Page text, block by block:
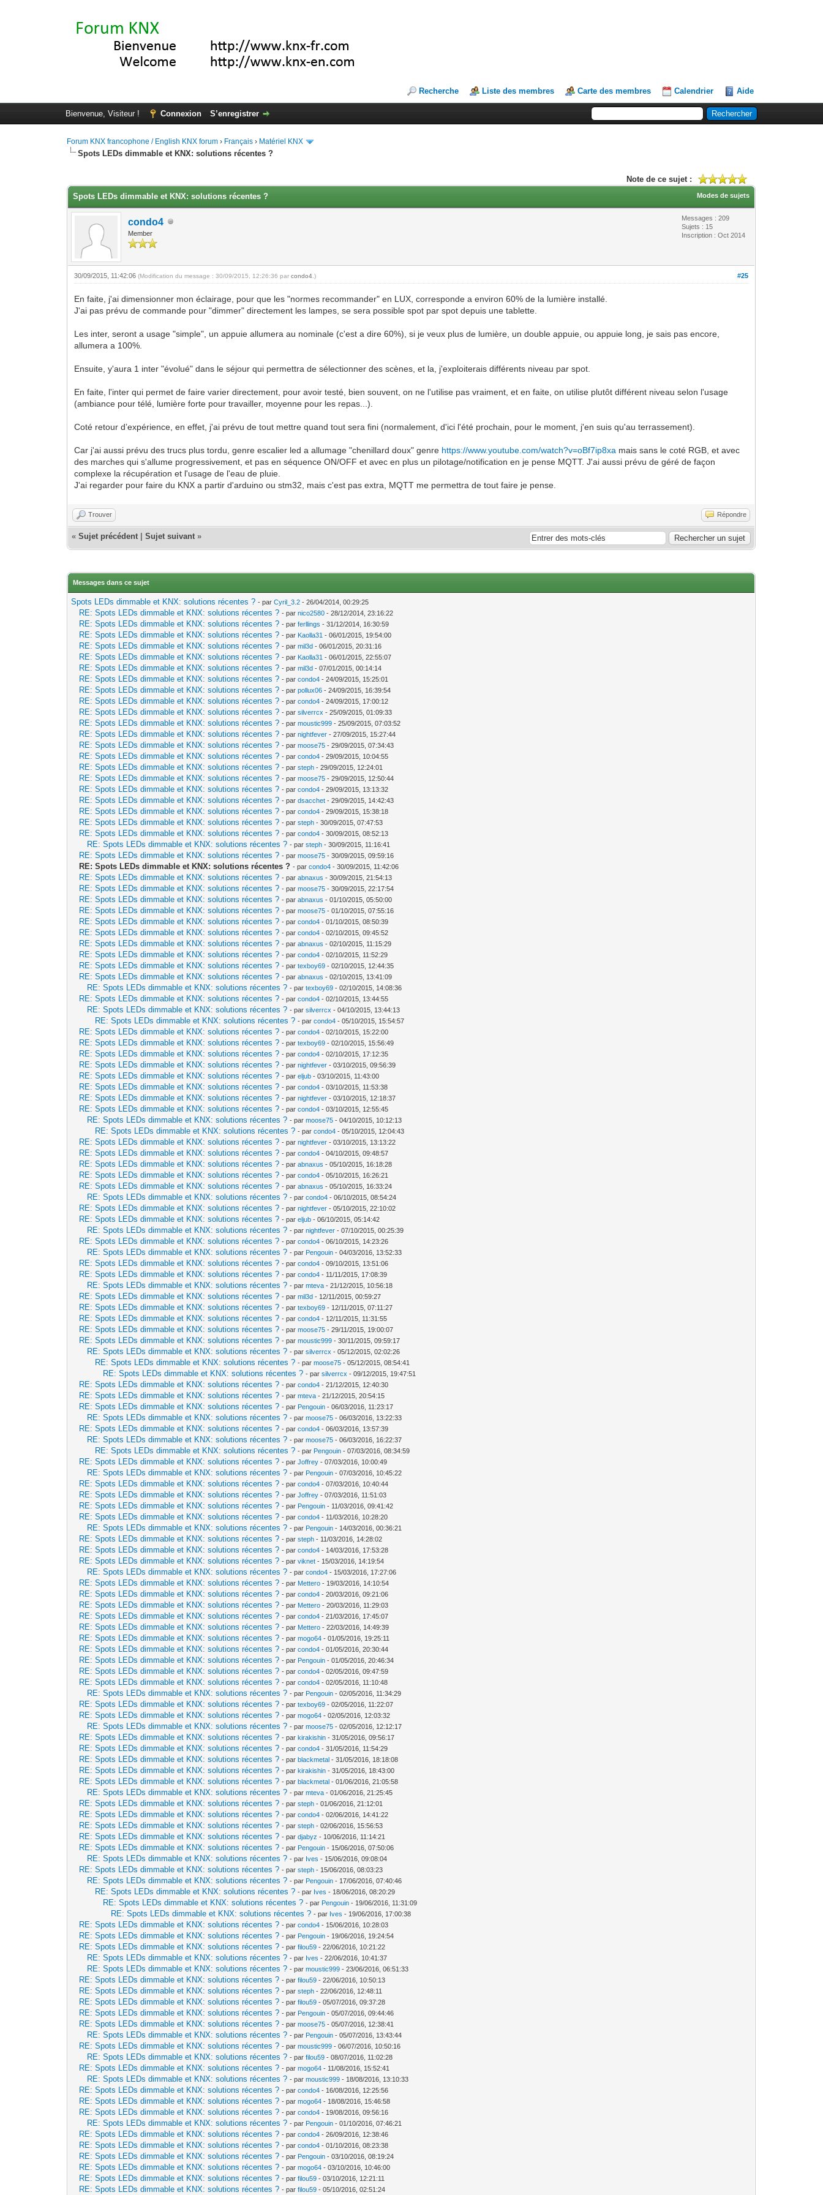
Recherche Liste des membres Carte des membres Calendrier Aide
Bienvenue, Visiteur ! Connexion S’enregistrer
Forum KNX francophone / English KNX forum › Français › Matériel KNX
Spots LEDs dimmable et KNX: solutions récentes ?
Note de ce sujet :
Modes de sujets
Spots LEDs dimmable et KNX: solutions récentes ?
condo4
Member
Messages : 209
Sujets : 15
Inscription : Oct 2014
#25
30/09/2015, 11:42:06(Modification du message : 30/09/2015, 12:26:36 parcondo4 .)
En faite, j'ai dimensionner mon éclairage, pour que les "normes recommander" en LUX, corresponde a environ 60% de la lumière installé.
J'ai pas prévu de commande pour "dimmer" directement les lampes, se sera possible spot par spot depuis une tablette.
Les inter, seront a usage "simple", un appuie allumera au nominale (c'est a dire 60%), si je veux plus de lumière, un double appuie, ou appuie long, je sais pas encore,
allumera a 100%.
Ensuite, y'aura 1 inter "évolué" dans le séjour qui permettra de sélectionner des scènes, et la, j'exploiterais différents niveau par spot.
En faite, l'inter qui permet de faire varier directement, pour avoir testé, bien souvent, on ne l'utilise pas vraiment, et en faite, on utilise plutôt différent niveau selon l'usage
(ambiance pour télé, lumière forte pour travailler, moyenne pour les repas...).
Coté retour d’expérience, en effet, j'ai prévu de tout mettre quand tout sera fini (normalement, d'ici l'été prochain, pour le moment, j'en suis qu'au terrassement).
Car j'ai aussi prévu des trucs plus tordu, genre escalier led a allumage "chenillard doux" genre https://www.youtube.com/watch?v=oBf7ip8xa mais sans le coté RGB, et avec
des marches qui s'allume progressivement, et pas en séquence ON/OFF et avec en plus un pilotage/notification en je pense MQTT. J'ai aussi prévu de géré de façon
complexe la récupération et l'usage de l'eau de pluie.
J'ai regarder pour faire du KNX a partir d'arduino ou stm32, mais c'est pas extra, MQTT me permettra de tout faire je pense.
Trouver Répondre
«Sujet précédent |Sujet suivant »
Messages dans ce sujet
Spots LEDs dimmable et KNX: solutions récentes ? - parCyril_3.2 - 26/04/2014, 00:29:25
RE: Spots LEDs dimmable et KNX: solutions récentes ? - parnico2580 - 28/12/2014, 23:16:22
RE: Spots LEDs dimmable et KNX: solutions récentes ? - parferllings - 31/12/2014, 16:30:59
RE: Spots LEDs dimmable et KNX: solutions récentes ? - par Kaolla31 - 06/01/2015, 19:54:00
RE: Spots LEDs dimmable et KNX: solutions récentes ? - parmil3d - 06/01/2015, 20:31:16
RE: Spots LEDs dimmable et KNX: solutions récentes ? - par Kaolla31 - 06/01/2015, 22:55:07
RE: Spots LEDs dimmable et KNX: solutions récentes ? - parmil3d - 07/01/2015, 00:14:14
RE: Spots LEDs dimmable et KNX: solutions récentes ? - parcondo4 - 24/09/2015, 15:25:01
RE: Spots LEDs dimmable et KNX: solutions récentes ? - parpollux06 - 24/09/2015, 16:39:54
RE: Spots LEDs dimmable et KNX: solutions récentes ? - parcondo4 - 24/09/2015, 17:00:12
RE: Spots LEDs dimmable et KNX: solutions récentes ? - parsilverrcx - 25/09/2015, 01:09:33
RE: Spots LEDs dimmable et KNX: solutions récentes ? - parmoustic999 - 25/09/2015, 07:03:52
RE: Spots LEDs dimmable et KNX: solutions récentes ? - parnightfever - 27/09/2015, 15:27:44
RE: Spots LEDs dimmable et KNX: solutions récentes ? - parmoose75 - 29/09/2015, 07:34:43
RE: Spots LEDs dimmable et KNX: solutions récentes ? - parcondo4 - 29/09/2015, 10:04:55
RE: Spots LEDs dimmable et KNX: solutions récentes ? - parsteph - 29/09/2015, 12:24:01
RE: Spots LEDs dimmable et KNX: solutions récentes ? - parmoose75 - 29/09/2015, 12:50:44
RE: Spots LEDs dimmable et KNX: solutions récentes ? - parcondo4 - 29/09/2015, 13:13:32
RE: Spots LEDs dimmable et KNX: solutions récentes ? - pardsacchet - 29/09/2015, 14:42:43
RE: Spots LEDs dimmable et KNX: solutions récentes ? - parcondo4 - 29/09/2015, 15:38:18
RE: Spots LEDs dimmable et KNX: solutions récentes ? - parsteph - 30/09/2015, 07:47:53
RE: Spots LEDs dimmable et KNX: solutions récentes ? - parcondo4 - 30/09/2015, 08:52:13
RE: Spots LEDs dimmable et KNX: solutions récentes ? - parsteph - 30/09/2015, 11:16:41
RE: Spots LEDs dimmable et KNX: solutions récentes ? - parmoose75 - 30/09/2015, 09:59:16
RE: Spots LEDs dimmable et KNX: solutions récentes ? - parcondo4 - 30/09/2015, 11:42:06
RE: Spots LEDs dimmable et KNX: solutions récentes ? - parabnaxus - 30/09/2015, 21:54:13
RE: Spots LEDs dimmable et KNX: solutions récentes ? - parmoose75 - 30/09/2015, 22:17:54
RE: Spots LEDs dimmable et KNX: solutions récentes ? - parabnaxus - 01/10/2015, 05:50:00
RE: Spots LEDs dimmable et KNX: solutions récentes ? - parmoose75 - 01/10/2015, 07:55:16
RE: Spots LEDs dimmable et KNX: solutions récentes ? - parcondo4 - 01/10/2015, 08:50:39
RE: Spots LEDs dimmable et KNX: solutions récentes ? - parcondo4 - 02/10/2015, 09:45:52
RE: Spots LEDs dimmable et KNX: solutions récentes ? - parabnaxus - 02/10/2015, 11:15:29
RE: Spots LEDs dimmable et KNX: solutions récentes ? - parcondo4 - 02/10/2015, 11:52:29
RE: Spots LEDs dimmable et KNX: solutions récentes ? - partexboy69 - 02/10/2015, 12:44:35
RE: Spots LEDs dimmable et KNX: solutions récentes ? - parabnaxus - 02/10/2015, 13:41:09
RE: Spots LEDs dimmable et KNX: solutions récentes ? - partexboy69 - 02/10/2015, 14:08:36
RE: Spots LEDs dimmable et KNX: solutions récentes ? - parcondo4 - 02/10/2015, 13:44:55
RE: Spots LEDs dimmable et KNX: solutions récentes ? - parsilverrcx - 04/10/2015, 13:44:13
RE: Spots LEDs dimmable et KNX: solutions récentes ? - parcondo4 - 05/10/2015, 15:54:57
RE: Spots LEDs dimmable et KNX: solutions récentes ? - parcondo4 - 02/10/2015, 15:22:00
RE: Spots LEDs dimmable et KNX: solutions récentes ? - partexboy69 - 02/10/2015, 15:56:49
RE: Spots LEDs dimmable et KNX: solutions récentes ? - parcondo4 - 02/10/2015, 17:12:35
RE: Spots LEDs dimmable et KNX: solutions récentes ? - parnightfever - 03/10/2015, 09:56:39
RE: Spots LEDs dimmable et KNX: solutions récentes ? - pareljub - 03/10/2015, 11:43:00
RE: Spots LEDs dimmable et KNX: solutions récentes ? - parcondo4 - 03/10/2015, 11:53:38
RE: Spots LEDs dimmable et KNX: solutions récentes ? - parnightfever - 03/10/2015, 12:18:37
RE: Spots LEDs dimmable et KNX: solutions récentes ? - parcondo4 - 03/10/2015, 12:55:45
RE: Spots LEDs dimmable et KNX: solutions récentes ? - parmoose75 - 04/10/2015, 10:12:13
RE: Spots LEDs dimmable et KNX: solutions récentes ? - parcondo4 - 05/10/2015, 12:04:43
RE: Spots LEDs dimmable et KNX: solutions récentes ? - parnightfever - 03/10/2015, 13:13:22
RE: Spots LEDs dimmable et KNX: solutions récentes ? - parcondo4 - 04/10/2015, 09:48:57
RE: Spots LEDs dimmable et KNX: solutions récentes ? - parabnaxus - 05/10/2015, 16:18:28
RE: Spots LEDs dimmable et KNX: solutions récentes ? - parcondo4 - 05/10/2015, 16:26:21
RE: Spots LEDs dimmable et KNX: solutions récentes ? - parabnaxus - 05/10/2015, 16:33:24
RE: Spots LEDs dimmable et KNX: solutions récentes ? - parcondo4 - 06/10/2015, 08:54:24
RE: Spots LEDs dimmable et KNX: solutions récentes ? - parnightfever - 05/10/2015, 22:10:02
RE: Spots LEDs dimmable et KNX: solutions récentes ? - pareljub - 06/10/2015, 05:14:42
RE: Spots LEDs dimmable et KNX: solutions récentes ? - parnightfever - 07/10/2015, 00:25:39
RE: Spots LEDs dimmable et KNX: solutions récentes ? - parcondo4 - 06/10/2015, 14:23:26
RE: Spots LEDs dimmable et KNX: solutions récentes ? - par Pengouin - 04/03/2016, 13:52:33
RE: Spots LEDs dimmable et KNX: solutions récentes ? - parcondo4 - 09/10/2015, 13:51:06
RE: Spots LEDs dimmable et KNX: solutions récentes ? - parcondo4 - 11/11/2015, 17:08:39
RE: Spots LEDs dimmable et KNX: solutions récentes ? - parmteva - 21/12/2015, 10:56:18
RE: Spots LEDs dimmable et KNX: solutions récentes ? - parmil3d - 12/11/2015, 00:59:27
RE: Spots LEDs dimmable et KNX: solutions récentes ? - partexboy69 - 12/11/2015, 07:11:27
RE: Spots LEDs dimmable et KNX: solutions récentes ? - parcondo4 - 12/11/2015, 11:31:55
RE: Spots LEDs dimmable et KNX: solutions récentes ? - parmoose75 - 29/11/2015, 19:00:07
RE: Spots LEDs dimmable et KNX: solutions récentes ? - parmoustic999 - 30/11/2015, 09:59:17
RE: Spots LEDs dimmable et KNX: solutions récentes ? - parsilverrcx - 05/12/2015, 02:02:26
RE: Spots LEDs dimmable et KNX: solutions récentes ? - parmoose75 - 05/12/2015, 08:54:41
RE: Spots LEDs dimmable et KNX: solutions récentes ? - parsilverrcx - 09/12/2015, 19:47:51
RE: Spots LEDs dimmable et KNX: solutions récentes ? - parcondo4 - 21/12/2015, 12:40:30
RE: Spots LEDs dimmable et KNX: solutions récentes ? - parmteva - 21/12/2015, 20:54:15
RE: Spots LEDs dimmable et KNX: solutions récentes ? - par Pengouin - 06/03/2016, 11:23:17
RE: Spots LEDs dimmable et KNX: solutions récentes ? - parmoose75 - 06/03/2016, 13:22:33
RE: Spots LEDs dimmable et KNX: solutions récentes ? - parcondo4 - 06/03/2016, 13:57:39
RE: Spots LEDs dimmable et KNX: solutions récentes ? - parmoose75 - 06/03/2016, 16:22:37
RE: Spots LEDs dimmable et KNX: solutions récentes ? - par Pengouin - 07/03/2016, 08:34:59
RE: Spots LEDs dimmable et KNX: solutions récentes ? - parJoffrey - 07/03/2016, 10:00:49
RE: Spots LEDs dimmable et KNX: solutions récentes ? - par Pengouin - 07/03/2016, 10:45:22
RE: Spots LEDs dimmable et KNX: solutions récentes ? - parcondo4 - 07/03/2016, 10:40:44
RE: Spots LEDs dimmable et KNX: solutions récentes ? - parJoffrey - 07/03/2016, 11:51:03
RE: Spots LEDs dimmable et KNX: solutions récentes ? - par Pengouin - 11/03/2016, 09:41:42
RE: Spots LEDs dimmable et KNX: solutions récentes ? - parcondo4 - 11/03/2016, 10:28:20
RE: Spots LEDs dimmable et KNX: solutions récentes ? - par Pengouin - 14/03/2016, 00:36:21
RE: Spots LEDs dimmable et KNX: solutions récentes ? - parsteph - 11/03/2016, 14:28:02
RE: Spots LEDs dimmable et KNX: solutions récentes ? - parcondo4 - 14/03/2016, 17:53:28
RE: Spots LEDs dimmable et KNX: solutions récentes ? - parviknet - 15/03/2016, 14:19:54
RE: Spots LEDs dimmable et KNX: solutions récentes ? - parcondo4 - 15/03/2016, 17:27:06
RE: Spots LEDs dimmable et KNX: solutions récentes ? - par Mettero - 19/03/2016, 14:10:54
RE: Spots LEDs dimmable et KNX: solutions récentes ? - parcondo4 - 20/03/2016, 09:21:06
RE: Spots LEDs dimmable et KNX: solutions récentes ? - par Mettero - 20/03/2016, 11:29:03
RE: Spots LEDs dimmable et KNX: solutions récentes ? - parcondo4 - 21/03/2016, 17:45:07
RE: Spots LEDs dimmable et KNX: solutions récentes ? - par Mettero - 22/03/2016, 14:49:39
RE: Spots LEDs dimmable et KNX: solutions récentes ? - parmogo64 - 01/05/2016, 19:25:11
RE: Spots LEDs dimmable et KNX: solutions récentes ? - parcondo4 - 01/05/2016, 20:30:44
RE: Spots LEDs dimmable et KNX: solutions récentes ? - par Pengouin - 01/05/2016, 20:46:34
RE: Spots LEDs dimmable et KNX: solutions récentes ? - parcondo4 - 02/05/2016, 09:47:59
RE: Spots LEDs dimmable et KNX: solutions récentes ? - parcondo4 - 02/05/2016, 11:10:48
RE: Spots LEDs dimmable et KNX: solutions récentes ? - par Pengouin - 02/05/2016, 11:34:29
RE: Spots LEDs dimmable et KNX: solutions récentes ? - partexboy69 - 02/05/2016, 11:22:07
RE: Spots LEDs dimmable et KNX: solutions récentes ? - parmogo64 - 02/05/2016, 12:03:32
RE: Spots LEDs dimmable et KNX: solutions récentes ? - parmoose75 - 02/05/2016, 12:12:17
RE: Spots LEDs dimmable et KNX: solutions récentes ? - parkirakishin - 31/05/2016, 09:56:17
RE: Spots LEDs dimmable et KNX: solutions récentes ? - parcondo4 - 31/05/2016, 11:54:29
RE: Spots LEDs dimmable et KNX: solutions récentes ? - parblackmetal - 31/05/2016, 18:18:08
RE: Spots LEDs dimmable et KNX: solutions récentes ? - parkirakishin - 31/05/2016, 18:43:00
RE: Spots LEDs dimmable et KNX: solutions récentes ? - parblackmetal - 01/06/2016, 21:05:58
RE: Spots LEDs dimmable et KNX: solutions récentes ? - parmteva - 01/06/2016, 21:25:45
RE: Spots LEDs dimmable et KNX: solutions récentes ? - parsteph - 01/06/2016, 21:12:01
RE: Spots LEDs dimmable et KNX: solutions récentes ? - parcondo4 - 02/06/2016, 14:41:22
RE: Spots LEDs dimmable et KNX: solutions récentes ? - parsteph - 02/06/2016, 15:56:53
RE: Spots LEDs dimmable et KNX: solutions récentes ? - pardjabyz - 10/06/2016, 11:14:21
RE: Spots LEDs dimmable et KNX: solutions récentes ? - par Pengouin - 15/06/2016, 07:50:06
RE: Spots LEDs dimmable et KNX: solutions récentes ? - par Ives - 15/06/2016, 09:08:04
RE: Spots LEDs dimmable et KNX: solutions récentes ? - parsteph - 15/06/2016, 08:03:23
RE: Spots LEDs dimmable et KNX: solutions récentes ? - par Pengouin - 17/06/2016, 07:40:46
RE: Spots LEDs dimmable et KNX: solutions récentes ? - par Ives - 18/06/2016, 08:20:29
RE: Spots LEDs dimmable et KNX: solutions récentes ? - par Pengouin - 19/06/2016, 11:31:09
RE: Spots LEDs dimmable et KNX: solutions récentes ? - par Ives - 19/06/2016, 17:00:38
RE: Spots LEDs dimmable et KNX: solutions récentes ? - parcondo4 - 15/06/2016, 10:28:03
RE: Spots LEDs dimmable et KNX: solutions récentes ? - par Pengouin - 19/06/2016, 19:24:54
RE: Spots LEDs dimmable et KNX: solutions récentes ? - parfilou59 - 22/06/2016, 10:21:22
RE: Spots LEDs dimmable et KNX: solutions récentes ? - par Ives - 22/06/2016, 10:41:37
RE: Spots LEDs dimmable et KNX: solutions récentes ? - parmoustic999 - 23/06/2016, 06:51:33
RE: Spots LEDs dimmable et KNX: solutions récentes ? - parfilou59 - 22/06/2016, 10:50:13
RE: Spots LEDs dimmable et KNX: solutions récentes ? - parsteph - 22/06/2016, 12:48:11
RE: Spots LEDs dimmable et KNX: solutions récentes ? - parfilou59 - 05/07/2016, 09:37:28
RE: Spots LEDs dimmable et KNX: solutions récentes ? - par Pengouin - 05/07/2016, 09:44:46
RE: Spots LEDs dimmable et KNX: solutions récentes ? - parmoose75 - 05/07/2016, 12:38:41
RE: Spots LEDs dimmable et KNX: solutions récentes ? - par Pengouin - 05/07/2016, 13:43:44
RE: Spots LEDs dimmable et KNX: solutions récentes ? - parmoustic999 - 06/07/2016, 10:50:16
RE: Spots LEDs dimmable et KNX: solutions récentes ? - parfilou59 - 08/07/2016, 11:02:28
RE: Spots LEDs dimmable et KNX: solutions récentes ? - parmogo64 - 11/08/2016, 15:52:41
RE: Spots LEDs dimmable et KNX: solutions récentes ? - parmoustic999 - 18/08/2016, 13:10:33
RE: Spots LEDs dimmable et KNX: solutions récentes ? - parcondo4 - 16/08/2016, 12:25:56
RE: Spots LEDs dimmable et KNX: solutions récentes ? - parmogo64 - 18/08/2016, 15:46:58
RE: Spots LEDs dimmable et KNX: solutions récentes ? - parcondo4 - 19/08/2016, 09:56:16
RE: Spots LEDs dimmable et KNX: solutions récentes ? - par Pengouin - 01/10/2016, 07:46:21
RE: Spots LEDs dimmable et KNX: solutions récentes ? - parcondo4 - 26/09/2016, 12:38:46
RE: Spots LEDs dimmable et KNX: solutions récentes ? - parcondo4 - 01/10/2016, 08:23:38
RE: Spots LEDs dimmable et KNX: solutions récentes ? - par Pengouin - 03/10/2016, 08:19:24
RE: Spots LEDs dimmable et KNX: solutions récentes ? - parmogo64 - 03/10/2016, 10:46:00
RE: Spots LEDs dimmable et KNX: solutions récentes ? - parfilou59 - 03/10/2016, 12:21:11
RE: Spots LEDs dimmable et KNX: solutions récentes ? - parfilou59 - 05/10/2016, 02:51:24